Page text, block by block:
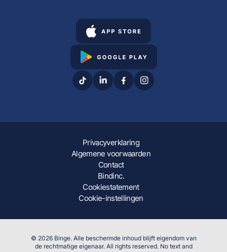
Privacyverklaring
Algemene voorwaarden
Contact
Bindinc.
Cookiestatement
Cookie-instellingen
© 2026 Binge. Alle beschermde inhoud blijft eigendom van
de rechtmatige eigenaar. All rights reserved. No text and